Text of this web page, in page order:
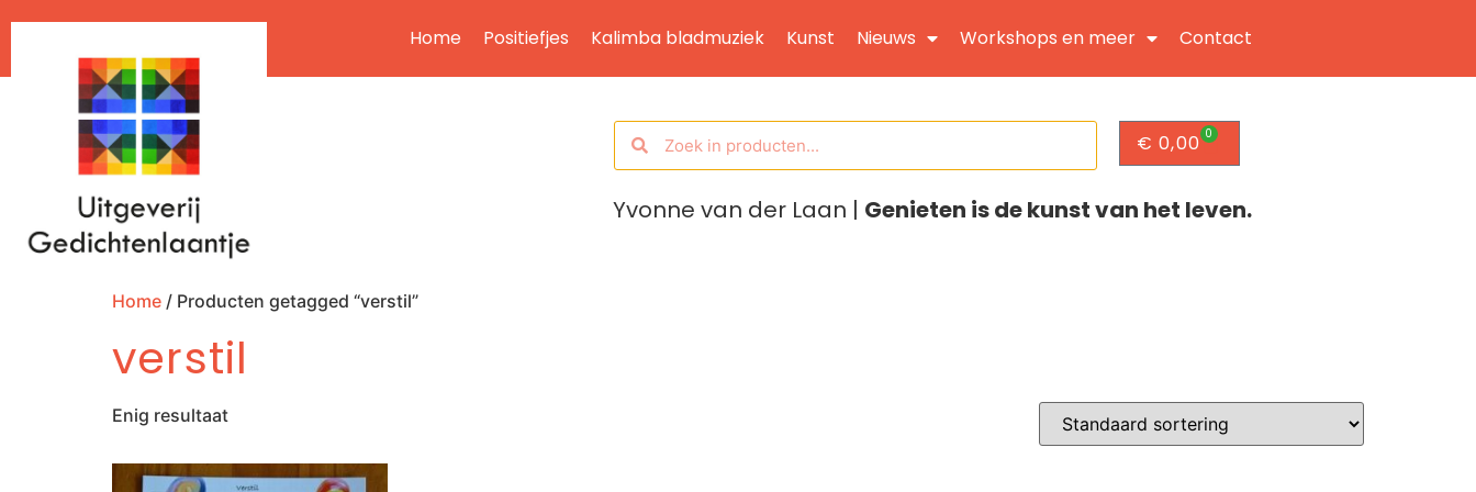
Home Positiefjes Kalimba bladmuziek Kunst Nieuws Workshops en meer Contact
€ 0,00 0
Yvonne van der Laan | Genieten is de kunst van het leven.
Home / Producten getagged “verstil”
verstil
Enig resultaat